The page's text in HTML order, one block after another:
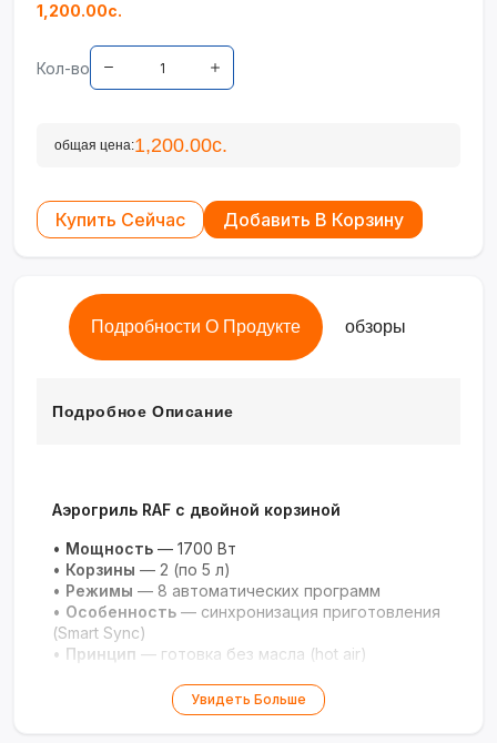
1,200.00с.
Кол-во
общая цена:1,200.00с.
Купить Сейчас Добавить В Корзину
Подробности О Продукте обзоры
Подробное Описание
Аэрогриль RAF с двойной корзиной
• Мощность — 1700 Вт
• Корзины — 2 (по 5 л)
• Режимы — 8 автоматических программ
• Особенность — синхронизация приготовления
(Smart Sync)
• Принцип — готовка без масла (hot air)
Увидеть Больше